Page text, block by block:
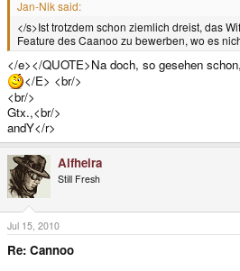
Jan-Nik said:
</s>Ist trotzdem schon ziemlich dreist, das
Feature des Caanoo zu bewerben, wo es
</e></QUOTE>Na doch, so gesehen
</E> <br/>
<br/>
Gtx.,<br/>
andY</r>
Alfheira
Still Fresh
Jul 15, 2010
Re: Cannoo